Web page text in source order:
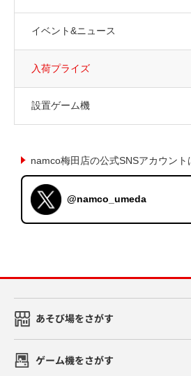
イベント&ニュース
入荷プライズ
設置ゲーム機
namco梅田店の公式SNSアカウント
@namco_umeda
あそび場をさがす
ゲーム機をさがす